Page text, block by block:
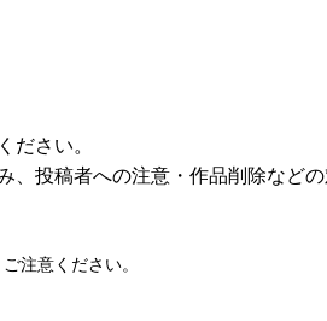
ださい。
投稿者への注意・作品削除などの
注意ください。